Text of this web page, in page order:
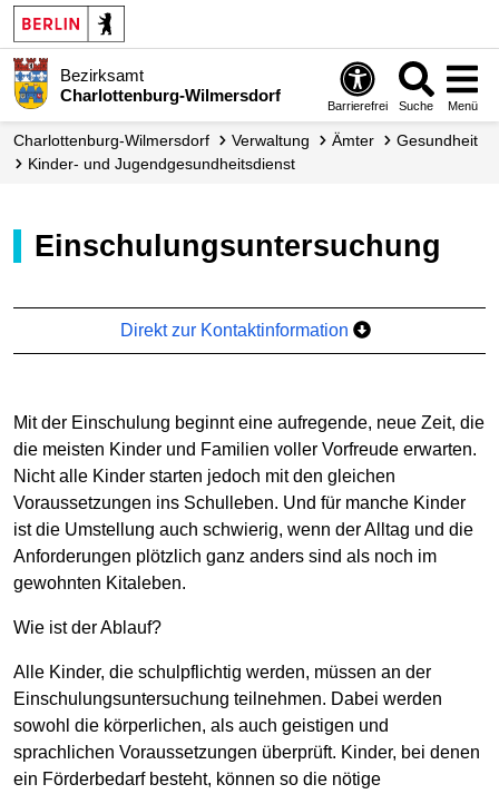
Bezirksamt
Charlottenburg-Wilmersdorf
Barrierefrei Suche Menü
Charlottenburg-Wilmersdorf Verwaltung Ämter
Gesundheit
Kinder- und Jugend­gesundheits­dienst
Einschulungsuntersuchung
Direkt zur Kontaktinformation
Mit der Einschulung beginnt eine aufregende, neue Zeit, die
die meisten Kinder und Familien voller Vorfreude erwarten.
Nicht alle Kinder starten jedoch mit den gleichen
Voraussetzungen ins Schulleben. Und für manche Kinder
ist die Umstellung auch schwierig, wenn der Alltag und die
Anforderungen plötzlich ganz anders sind als noch im
gewohnten Kitaleben.
Wie ist der Ablauf?
Alle Kinder, die schulpflichtig werden, müssen an der
Einschulungsuntersuchung teilnehmen. Dabei werden
sowohl die körperlichen, als auch geistigen und
sprachlichen Voraussetzungen überprüft. Kinder, bei denen
ein Förderbedarf besteht, können so die nötige